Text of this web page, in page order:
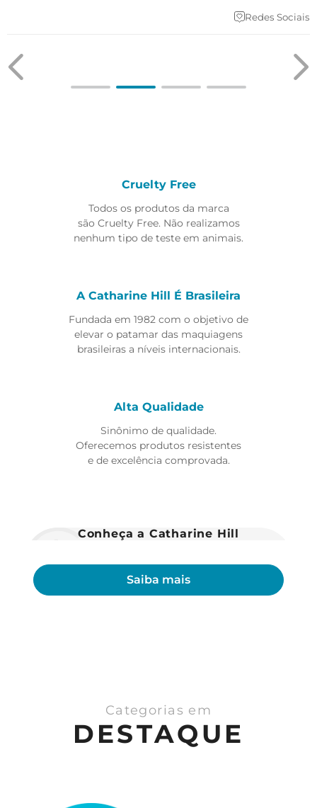
Redes Sociais
Cruelty Free
Todos os produtos da marca
são Cruelty Free. Não realizamos
nenhum tipo de teste em animais.
A Catharine Hill É Brasileira
Fundada em 1982 com o objetivo de
elevar o patamar das maquiagens
brasileiras a níveis internacionais.
Alta Qualidade
Sinônimo de qualidade.
Oferecemos produtos resistentes
e de excelência comprovada.
Conheça a Catharine Hill
Saiba mais
Categorias em
DESTAQUE